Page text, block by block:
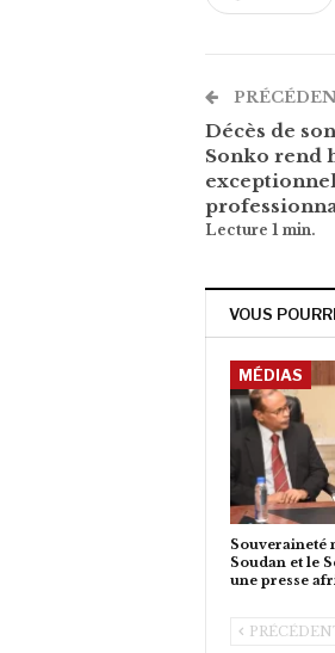
Décès de
Sonko rend
VOUS
MÉDIAS
Souveraineté
Soudan et le
une presse